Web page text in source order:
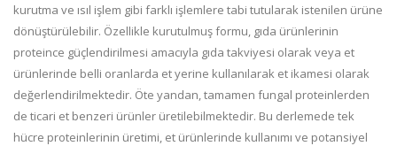
kurutma ve ısıl işlem gibi farklı işlemlere tabi tutularak istenilen ürüne
dönüştürülebilir. Özellikle kurutulmuş formu, gıda ürünlerinin
proteince güçlendirilmesi amacıyla gıda takviyesi olarak veya et
ürünlerinde belli oranlarda et yerine kullanılarak et ikamesi olarak
değerlendirilmektedir. Öte yandan, tamamen fungal proteinlerden
de ticari et benzeri ürünler üretilebilmektedir. Bu derlemede tek
hücre proteinlerinin üretimi, et ürünlerinde kullanımı ve potansiyel